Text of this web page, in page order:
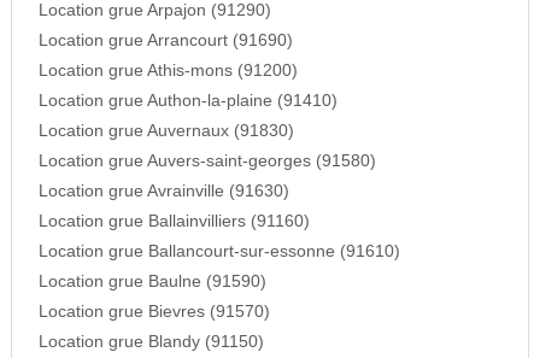
Location grue Arpajon (91290)
Location grue Arrancourt (91690)
Location grue Athis-mons (91200)
Location grue Authon-la-plaine (91410)
Location grue Auvernaux (91830)
Location grue Auvers-saint-georges (91580)
Location grue Avrainville (91630)
Location grue Ballainvilliers (91160)
Location grue Ballancourt-sur-essonne (91610)
Location grue Baulne (91590)
Location grue Bievres (91570)
Location grue Blandy (91150)